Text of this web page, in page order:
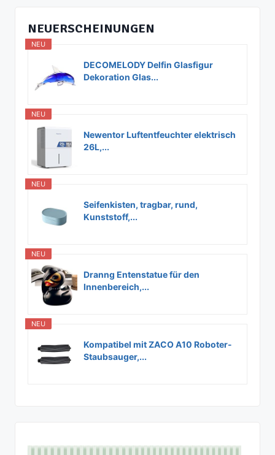
NEUERSCHEINUNGEN
NEU
DECOMELODY Delfin Glasfigur
Dekoration Glas...
NEU
Newentor Luftentfeuchter elektrisch
26L,...
NEU
Seifenkisten, tragbar, rund,
Kunststoff,...
NEU
Dranng Entenstatue für den
Innenbereich,...
NEU
Kompatibel mit ZACO A10 Roboter-
Staubsauger,...